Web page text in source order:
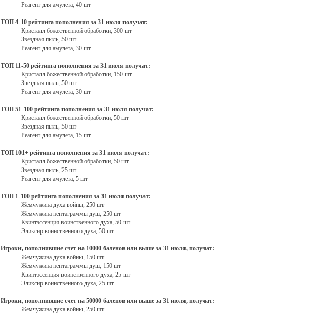
Реагент для амулета, 40 шт
ТОП 4-10 рейтинга пополнения за 31 июля получат:
Кристалл божественной обработки, 300 шт
Звездная пыль, 50 шт
Реагент для амулета, 30 шт
ТОП 11-50 рейтинга пополнения за 31 июля получат:
Кристалл божественной обработки, 150 шт
Звездная пыль, 50 шт
Реагент для амулета, 30 шт
ТОП 51-100 рейтинга пополнения за 31 июля получат:
Кристалл божественной обработки, 50 шт
Звездная пыль, 50 шт
Реагент для амулета, 15 шт
ТОП 101+ рейтинга пополнения за 31 июля получат:
Кристалл божественной обработки, 50 шт
Звездная пыль, 25 шт
Реагент для амулета, 5 шт
ТОП 1-100 рейтинга пополнения за 31 июля получат:
Жемчужина духа войны, 250 шт
Жемчужина пентаграммы душ, 250 шт
Квинтэссенция воинственного духа, 50 шт
Эликсир воинственного духа, 50 шт
Игроки, пополнившие счет на 10000 баленов или выше за 31 июля, получат:
Жемчужина духа войны, 150 шт
Жемчужина пентаграммы душ, 150 шт
Квинтэссенция воинственного духа, 25 шт
Эликсир воинственного духа, 25 шт
Игроки, пополнившие счет на 50000 баленов или выше за 31 июля, получат:
Жемчужина духа войны, 250 шт